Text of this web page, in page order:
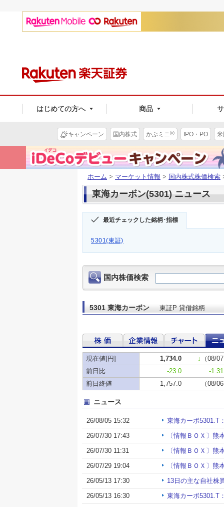
はじめての方へ 商品
キャンペーン 国内株式 かぶミニ® IPO・PO
ホーム > マーケット情報 > 国内株式株価検索
東海カーボン(5301) ニュース
最近チェックした銘柄･指標
5301(東証)